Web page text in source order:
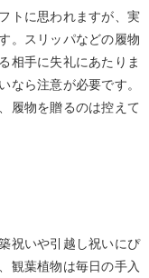
トに思われますが、実
。スリッパなどの履物
相手に失礼にあたりま
なら注意が必要です。
履物を贈るのは控えて
祝いや引越し祝いにぴ
観葉植物は毎日の手入